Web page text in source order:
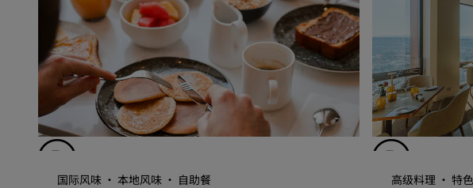
国际风味 · 本地风味 · 自助餐
高级料理 · 特